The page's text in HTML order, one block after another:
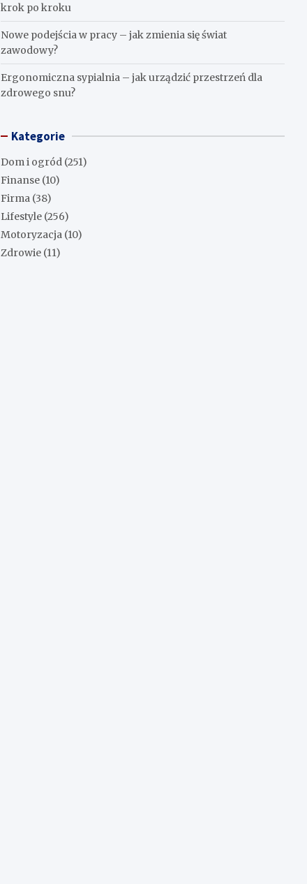
krok po kroku
Nowe podejścia w pracy – jak zmienia się świat
zawodowy?
Ergonomiczna sypialnia – jak urządzić przestrzeń dla
zdrowego snu?
Kategorie
Dom i ogród (251)
Finanse (10)
Firma (38)
Lifestyle (256)
Motoryzacja (10)
Zdrowie (11)